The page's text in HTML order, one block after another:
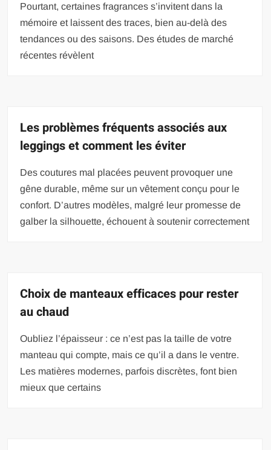
Pourtant, certaines fragrances s’invitent dans la
mémoire et laissent des traces, bien au-delà des
tendances ou des saisons. Des études de marché
récentes révèlent
Les problèmes fréquents associés aux
leggings et comment les éviter
Des coutures mal placées peuvent provoquer une
gêne durable, même sur un vêtement conçu pour le
confort. D’autres modèles, malgré leur promesse de
galber la silhouette, échouent à soutenir correctement
Choix de manteaux efficaces pour rester
au chaud
Oubliez l’épaisseur : ce n’est pas la taille de votre
manteau qui compte, mais ce qu’il a dans le ventre.
Les matières modernes, parfois discrètes, font bien
mieux que certains